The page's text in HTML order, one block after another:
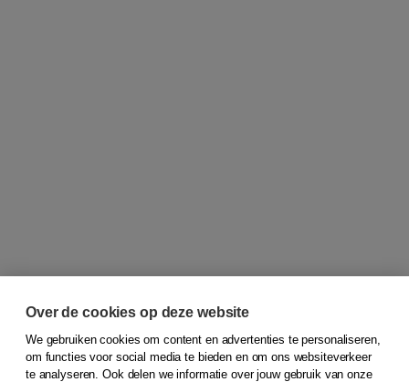
© 2026Koninklijke Boom uitgevers
Over de cookies op deze website
We gebruiken cookies om content en advertenties te personaliseren,
om functies voor social media te bieden en om ons websiteverkeer
te analyseren. Ook delen we informatie over jouw gebruik van onze